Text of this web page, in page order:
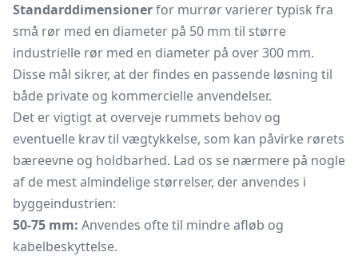
Standarddimensionerfor murrør varierer typisk fra
små rør med en diameter på 50 mm til større
industrielle rør med en diameter på over 300 mm.
Disse mål sikrer, at der findes en passende løsning til
både private og kommercielle anvendelser.
Det er vigtigt at overveje rummets behov og
eventuelle krav til vægtykkelse, som kan påvirke rørets
bæreevne og holdbarhed. Lad os se nærmere på nogle
af de mest almindelige størrelser, der anvendes i
byggeindustrien:
50-75 mm: Anvendes ofte til mindre afløb og
kabelbeskyttelse.